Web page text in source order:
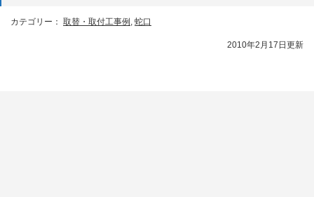
カテゴリー： 取替・取付工事例 , 蛇口
2010年2月17日更新